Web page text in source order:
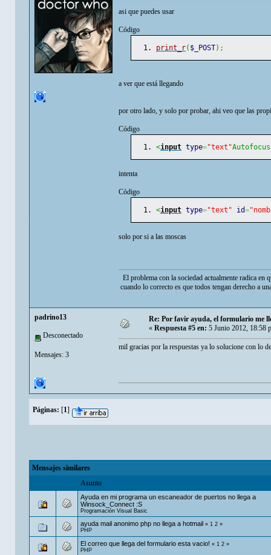
asi que puedes usar
Código
print_r( $_POST) ;
a ver que está llegando
por otro lado, y solo por probar, ahi veo que las
Código
<input type="text"
intenta
Código
<input type="text" id=
solo por si a las moscas
El problema con la sociedad actualmente radica en
cuando lo correcto es que todos tengan derecho a
padrino13
Desconectado
Mensajes: 3
Re: Por favir ayuda, el formulario me
« Respuesta #5 en: 5 Junio 2012, 18:58
mil gracias por la respuestas ya lo solucione con lo
Páginas: [1]
Mensajes similares
Asunto
Ayuda en mi programa un escaneador de puertos no llega a
Winsock_Connect :S
Programación Visual Basic
ayuda mail anonimo php no llega a hotmail«1 2»
PHP
El correo que llega del formulario esta vacio! «1 2»
PHP